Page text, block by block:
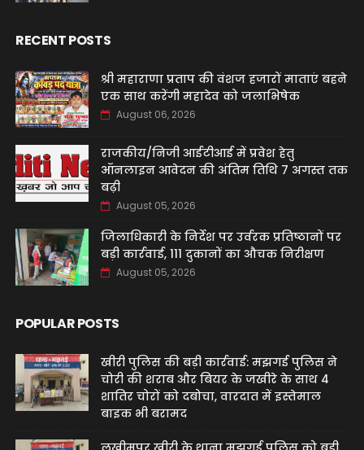
RECENT POSTS
श्री महाराणा प्रताप की वंशज हजारों माताएं बहने
एक साथ करेंगी महादेव को जलाभिषेक
August 06, 2026
राजकीय/निजी आईटीआई में प्रवेश हेतु
ऑनलाइन आवेदन की अंतिम तिथि 7 अगस्त तक
बढ़ी
August 05, 2026
जिलाधिकारी के निर्देश पर उर्वरक प्रतिष्ठानों पर
बड़ी कार्रवाई, 111 दुकानों का औचक निरीक्षण
August 05, 2026
POPULAR POSTS
खीरी पुलिस की बड़ी कार्रवाई: मझगई पुलिस ने
चोरी की शराब और बियर के जखीरे के साथ 4
शातिर चोरों को दबोचा, वारदात में इस्तेमाल
बाइक भी बरामद